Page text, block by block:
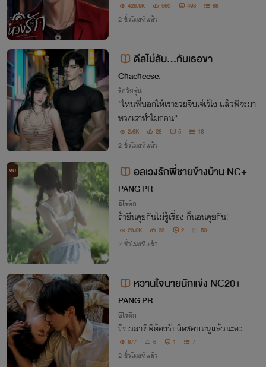
426.9K 560 493 88
2 ชั่วโมงที่แล้ว
ดีลไม่ลับ…กับเธอขา
Chacheese.
รักวัยรุ่น
“ไหนพี่บอกให้เราช่วยจีบเจ่เจ้ไง แล้วพี่จะมา
หวงเราทำไมก่อน”
2.6K 26 5 16
2 ชั่วโมงที่แล้ว
จบ อลเวงรักพี่ชายข้างบ้าน NC+
PANG PR
อีโรติก
ถ้ายืนคุยกันไม่รู้เรื่อง ก็นอนคุยกัน!
23.6K 33 2 50
2 ชั่วโมงที่แล้ว
หวานใจนายนักแข่ง NC20+
PANG PR
อีโรติก
ถึงเวลาที่พี่ต้องรับผิดชอบหนูแล้วนะคะ
677 6 1 7
2 ชั่วโมงที่แล้ว